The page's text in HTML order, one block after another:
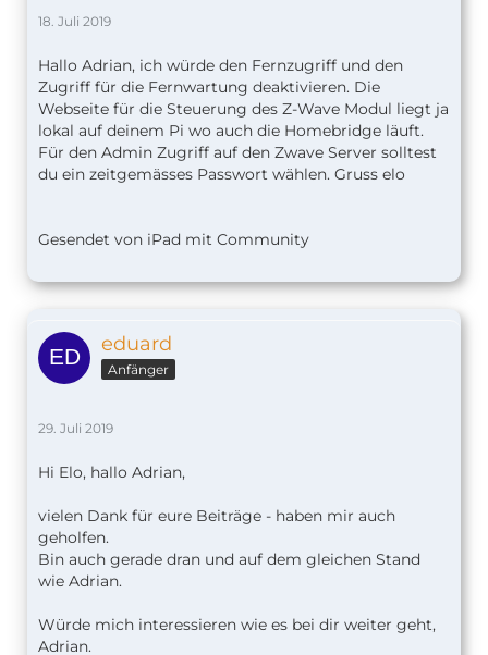
18. Juli 2019
Hallo Adrian, ich würde den Fernzugriff und den
Zugriff für die Fernwartung deaktivieren. Die
Webseite für die Steuerung des Z-Wave Modul liegt ja
lokal auf deinem Pi wo auch die Homebridge läuft.
Für den Admin Zugriff auf den Zwave Server solltest
du ein zeitgemässes Passwort wählen. Gruss elo
Gesendet von iPad mit Community
eduard
Anfänger
29. Juli 2019
Hi Elo, hallo Adrian,
vielen Dank für eure Beiträge - haben mir auch
geholfen.
Bin auch gerade dran und auf dem gleichen Stand
wie Adrian.
Würde mich interessieren wie es bei dir weiter geht,
Adrian.